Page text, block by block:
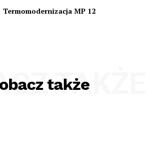
Termomodernizacja MP 12
także
TAKŻE